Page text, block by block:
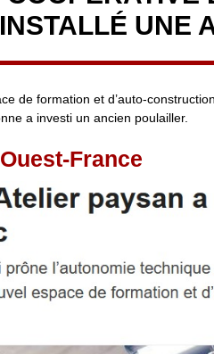
UNE
de formation et d’auto-
a investi un ancien poulailler.
France